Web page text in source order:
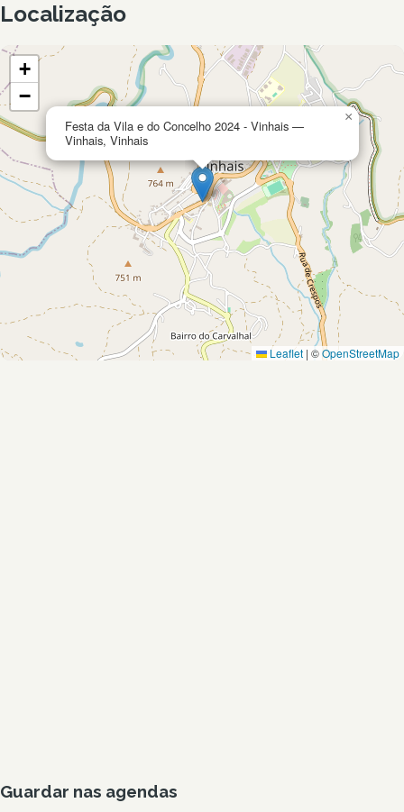
Localização
Festa da Vila e do Concelho 2024 - Vinhais —
Vinhais, Vinhais
×
+
−
Leaflet | ©OpenStreetMap
Guardar nas agendas